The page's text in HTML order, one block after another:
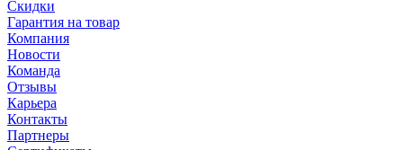
Скидки
Гарантия на товар
Компания
Новости
Команда
Отзывы
Карьера
Контакты
Партнеры